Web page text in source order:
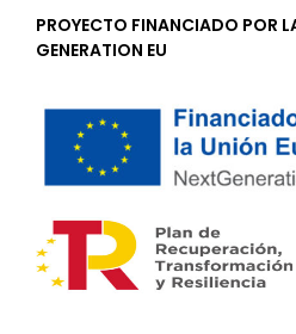
PROYECTO FINANCIADO POR
GENERATION EU